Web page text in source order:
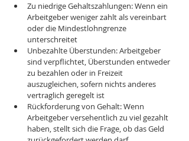
Zu niedrige Gehaltszahlungen: Wenn ein
Arbeitgeber weniger zahlt als vereinbart
oder die Mindestlohngrenze
unterschreitet
Unbezahlte Überstunden: Arbeitgeber
sind verpflichtet, Überstunden entweder
zu bezahlen oder in Freizeit
auszugleichen, sofern nichts anderes
vertraglich geregelt ist
Rückforderung von Gehalt: Wenn
Arbeitgeber versehentlich zu viel gezahlt
haben, stellt sich die Frage, ob das Geld